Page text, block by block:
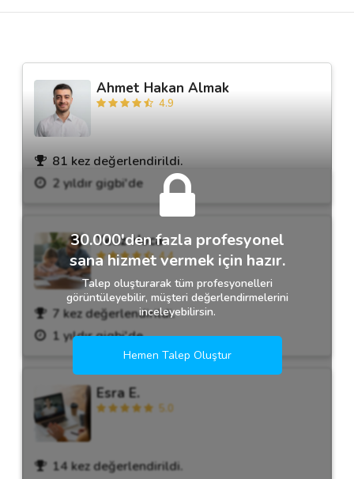
Ahmet Hakan Almak
4.9
81 kez değerlendirildi.
2 yıldır gigbi'de
Yeliz Hoca
4.4
7 kez değerlendirildi.
1 yıldır gigbi'de
Esra E.
5.0
14 kez değerlendirildi.
30.000'den fazla profesyonel
sana hizmet vermek için hazır.
Talep oluşturarak tüm profesyonelleri
görüntüleyebilir, müşteri değerlendirmelerini
inceleyebilirsin.
Hemen Talep Oluştur